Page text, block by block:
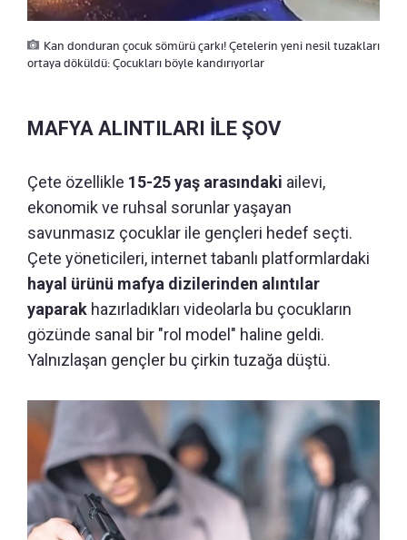
Kan donduran çocuk sömürü çarkı! Çetelerin yeni nesil tuzakları
ortaya döküldü: Çocukları böyle kandırıyorlar
MAFYA ALINTILARI İLE ŞOV
Çete özellikle 15-25 yaş arasındaki ailevi,
ekonomik ve ruhsal sorunlar yaşayan
savunmasız çocuklar ile gençleri hedef seçti.
Çete yöneticileri, internet tabanlı platformlardaki
hayal ürünü mafya dizilerinden alıntılar
yaparak hazırladıkları videolarla bu çocukların
gözünde sanal bir "rol model" haline geldi.
Yalnızlaşan gençler bu çirkin tuzağa düştü.